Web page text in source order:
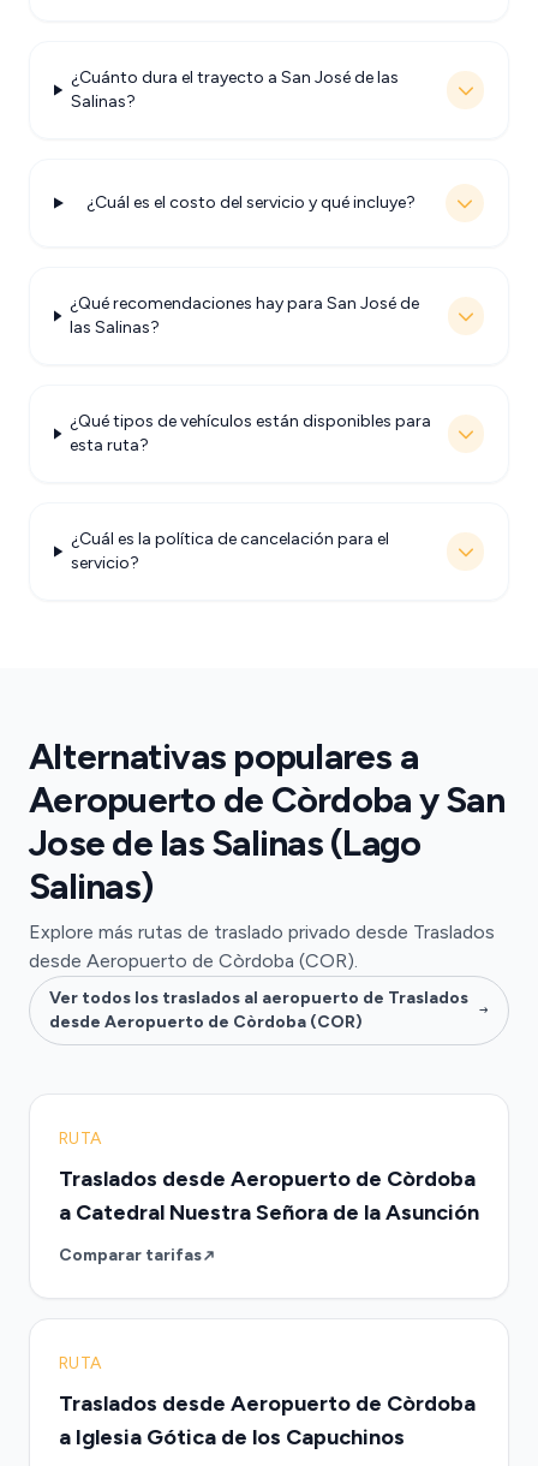
¿Cuánto dura el trayecto a San José de las
Salinas?
¿Cuál es el costo del servicio y qué incluye?
¿Qué recomendaciones hay para San José de
las Salinas?
¿Qué tipos de vehículos están disponibles para
esta ruta?
¿Cuál es la política de cancelación para el
servicio?
Alternativas populares a
Aeropuerto de Còrdoba y San
Jose de las Salinas (Lago
Salinas)
Explore más rutas de traslado privado desde Traslados
desde Aeropuerto de Còrdoba (COR).
Ver todos los traslados al aeropuerto de Traslados
desde Aeropuerto de Còrdoba (COR)
RUTA
Traslados desde Aeropuerto de Còrdoba
a Catedral Nuestra Señora de la Asunción
Comparar tarifas
RUTA
Traslados desde Aeropuerto de Còrdoba
a Iglesia Gótica de los Capuchinos